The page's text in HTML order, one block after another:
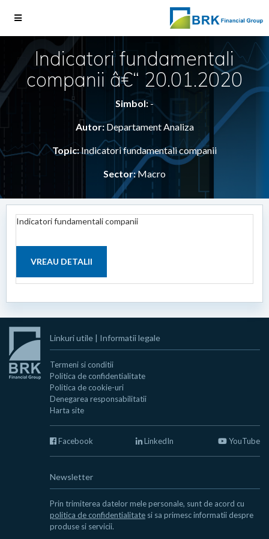
Indicatori fundamentali
companii â€“ 20.01.2020
Simbol: -
Autor:Departament Analiza
Topic:Indicatori fundamentali companii
Sector:Macro
Indicatori fundamentali companii
VREAU DETALII
Linkuri utile | Informatii legale
Termeni si conditii
Politica de confidentialitate
Politica de cookie-uri
Denegarea responsabilitatii
Harta site
Facebook LinkedIn YouTube
Newsletter
Prin trimiterea datelor mele personale, sunt de acord cu
politica de confidentialitate si sa primesc informatii despre
produse si servicii.